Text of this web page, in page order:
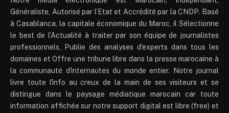
Généraliste, Autorisé par l’Etat et Accrédité par la CNDP. Basé
à Casablanca, la capitale économique du Maroc, il Sélectionne
le best de l’Actualité à traiter par son équipe de journalistes
professionnels, Publie des analyses d'experts dans tous les
domaines et Offre une tribune libre dans la presse marocaine à
la communauté d'internautes du monde entier. Notre journal
livre toute l'info au creux de la main de ses visiteurs et se
distingue dans le paysage médiatique marocain car toute
information affichée sur notre support digital est libre (free) et